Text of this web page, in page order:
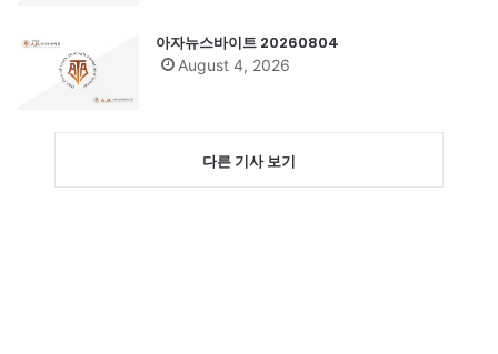
아자뉴스바이트 20260804
August 4, 2026
다른 기사 보기